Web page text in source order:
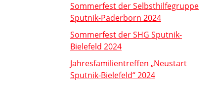
Sommerfest der Selbsthilfegruppe
Sputnik-Paderborn 2024
Sommerfest der SHG Sputnik-
Bielefeld 2024
Jahresfamilientreffen „Neustart
Sputnik-Bielefeld“ 2024